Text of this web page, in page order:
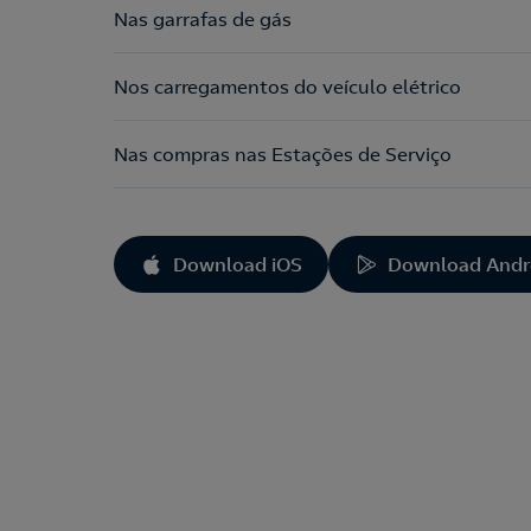
Nas garrafas de gás
Nos carregamentos do veículo elétrico
Nas compras nas Estações de Serviço
Download iOS Download